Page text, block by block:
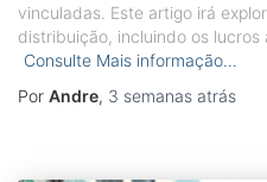
vinculadas. Este artigo irá
distribuição, incluindo os lucros
Consulte Mais informação…
Por Andre, 3 semanas atrás